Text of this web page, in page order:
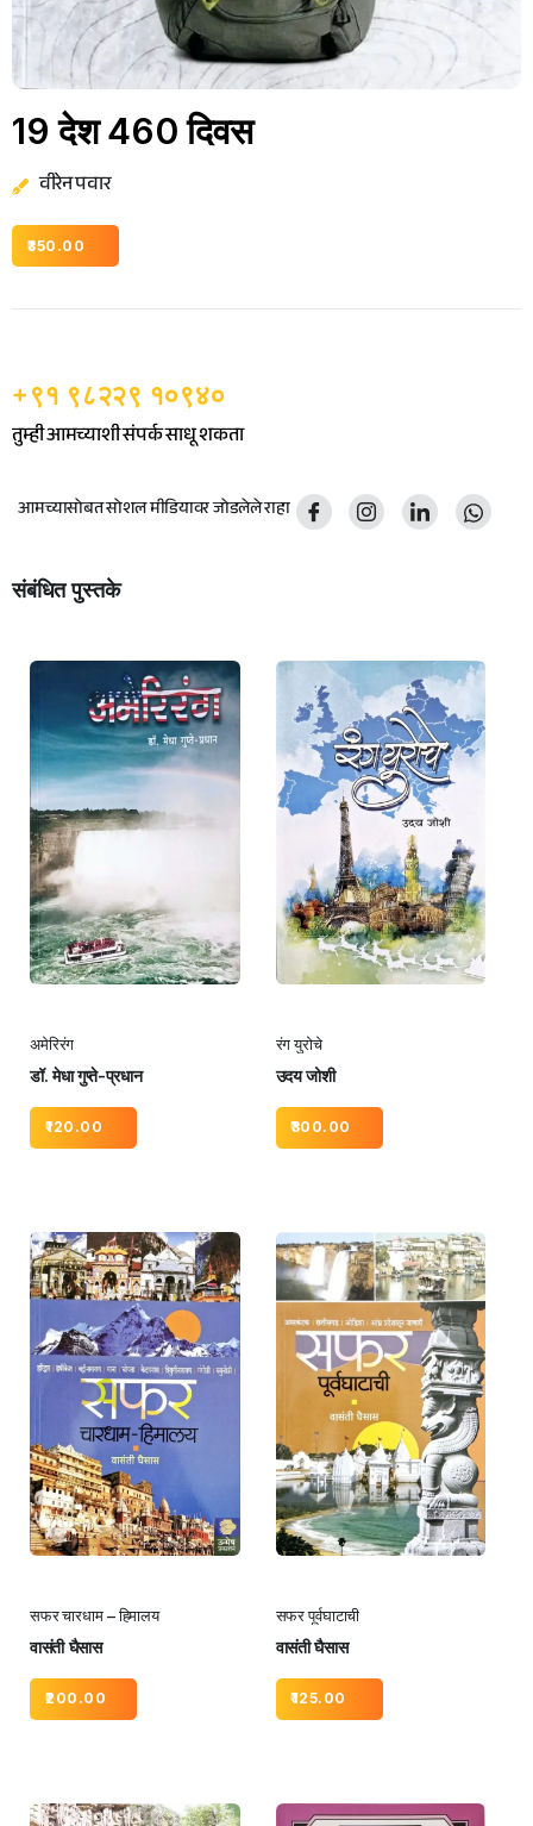
19 देश 460 दिवस
वीरेन पवार
350.00
+९१ ९८२२९ १०९४०
तुम्ही आमच्याशी संपर्क साधू शकता
आमच्यासोबत सोशल मीडियावर जोडलेले राहा
संबंधित पुस्तके
अमेरिरंग
डॉ. मेधा गुप्ते-प्रधान
120.00
रंग युरोचे
उदय जोशी
300.00
सफर चारधाम – हिमालय
वासंती घैसास
200.00
सफर पूर्वघाटाची
वासंती घैसास
125.00